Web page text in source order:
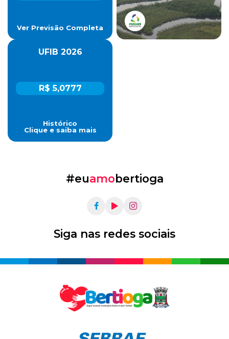
Ver Previsão Completa
UFIB 2026
R$ 5,0777
Histórico
Clique e saiba mais
#euamobertioga
Siga nas redes sociais